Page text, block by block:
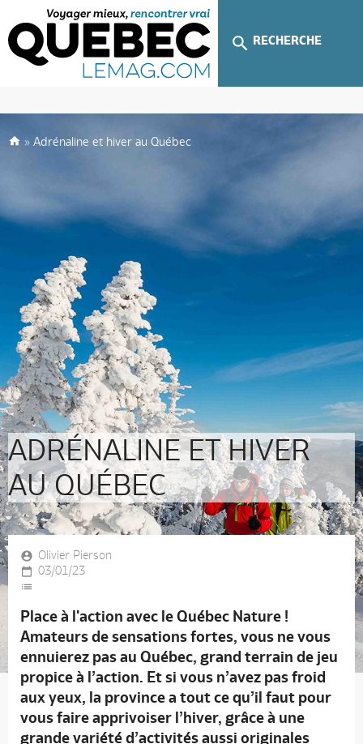
RECHERCHE
» Adrénaline et hiver au Québec
ADRÉNALINE ET HIVER
AU QUÉBEC
Olivier Pierson
03/01/23
Place à l'action avec le Québec Nature !
Amateurs de sensations fortes, vous ne vous
ennuierez pas au Québec, grand terrain de jeu
propice à l’action. Et si vous n’avez pas froid
aux yeux, la province a tout ce qu’il faut pour
vous faire apprivoiser l’hiver, grâce à une
grande variété d’activités aussi originales